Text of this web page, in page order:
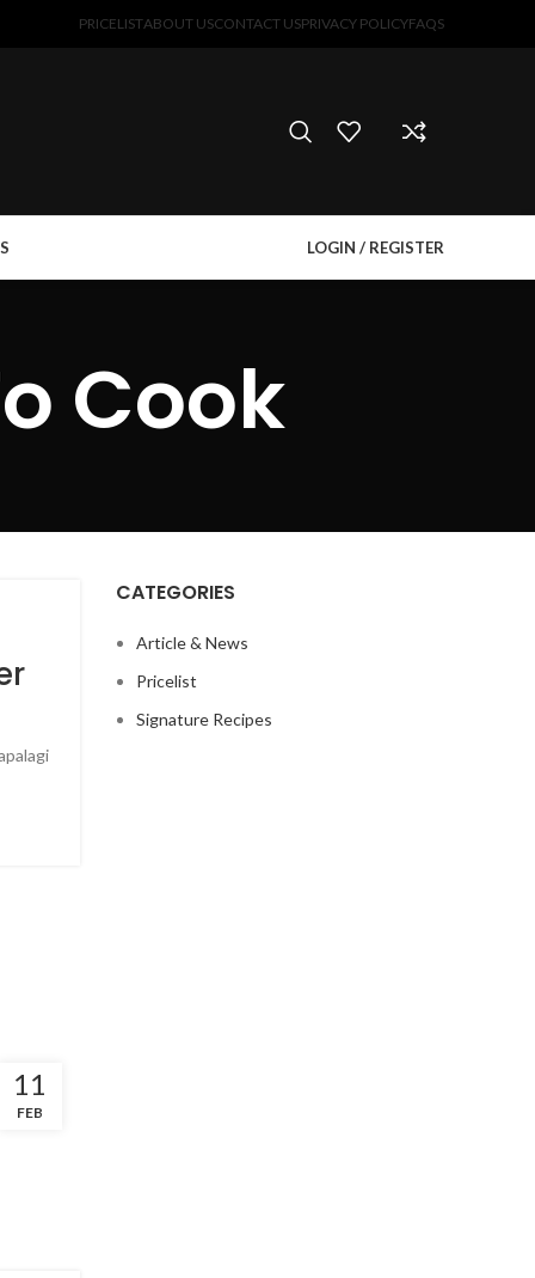
PRICELISTABOUT USCONTACT USPRIVACY POLICYFAQS
LOGIN / REGISTER
Cook
11
FEB
CATEGORIES
Article & News
Pricelist
Signature Recipes